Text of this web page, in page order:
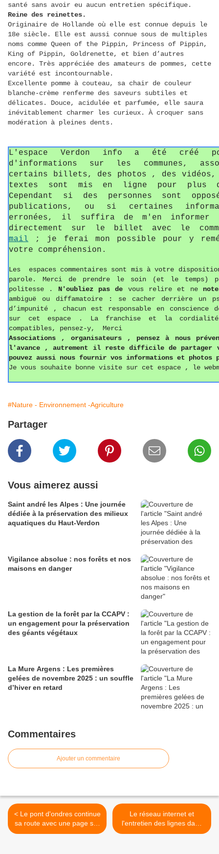
santé sans avoir eu aucun entretien spécifique.
Reine des reinettes.
Originaire de Hollande où elle est connue depuis le
18e siècle. Elle est aussi connue sous de multiples
noms comme Queen of the Pippin, Princess of Pippin,
King of Pippin, Goldrenette, et bien d’autres
encore. Très appréciée des amateurs de pommes, cette
variété est incontournable.
Excellente pomme à couteau, sa chair de couleur
blanche-crème renferme des saveurs subtiles et
délicates. Douce, acidulée et parfumée, elle saura
inévitablement charmer les curieux. À croquer sans
modération à pleines dents.
L'espace Verdon info a été créé
d'informations sur les communes,
certains billets, des photos , des vidéos,
textes sont mis en ligne pour plus
Cependant si des personnes sont
publications, ou si certaines
erronées, il suffira de m'en
directement sur le billet avec le
mail ; je ferai mon possible pour y
votre compréhension.
Les espaces commentaires sont mis à votre
parole. Merci de prendre le soin (et le temps)
politesse
. N'oubliez pas de vous relire et ne
ambiguë ou diffamatoire
:
se cacher derrière un
d’impunité , chacun est responsable en
sur cet espace . La franchise et la
compatibles, pensez-y, Merci
Associations , organisateurs , pensez à nous
l'avance , autrement il reste difficile de
pouvez aussi nous fournir vos informations et photos
Je vous souhaite bonne visite sur cet espace , le
#Nature - Environnement -Agriculture
Partager
Vous aimerez aussi
Saint andré les Alpes : Une journée
dédiée à la préservation des milieux
aquatiques du Haut-Verdon
Vigilance absolue : nos forêts et nos
maisons en danger
La gestion de la forêt par la CCAPV :
un engagement pour la préservation
des géants végétaux
La Mure Argens : Les premières
gelées de novembre 2025 : un souffle
d’hiver en retard
Commentaires
Ajouter un commentaire
< Le pont d'ondres continue
sa route avec une page sur
la mission Berne et une
Le réseau internet et
l'entretien des lignes dans
le milieu rural >